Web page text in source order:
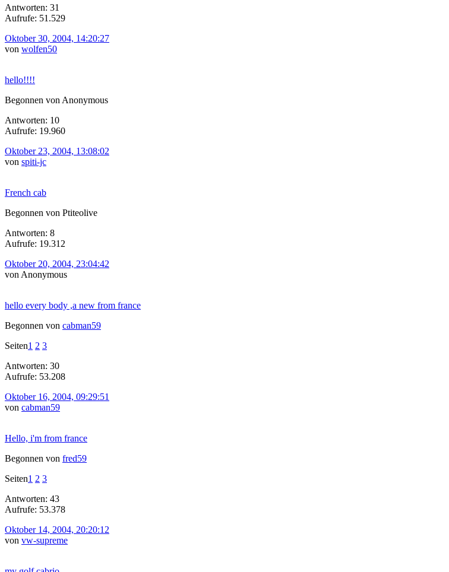
Antworten: 31
Aufrufe: 51.529
Oktober 30, 2004, 14:20:27
von wolfen50
hello!!!!
Begonnen von Anonymous
Antworten: 10
Aufrufe: 19.960
Oktober 23, 2004, 13:08:02
von spiti-jc
French cab
Begonnen von Ptiteolive
Antworten: 8
Aufrufe: 19.312
Oktober 20, 2004, 23:04:42
von Anonymous
hello every body ,a new from france
Begonnen von cabman59
Seiten1 2 3
Antworten: 30
Aufrufe: 53.208
Oktober 16, 2004, 09:29:51
von cabman59
Hello, i'm from france
Begonnen von fred59
Seiten1 2 3
Antworten: 43
Aufrufe: 53.378
Oktober 14, 2004, 20:20:12
von vw-supreme